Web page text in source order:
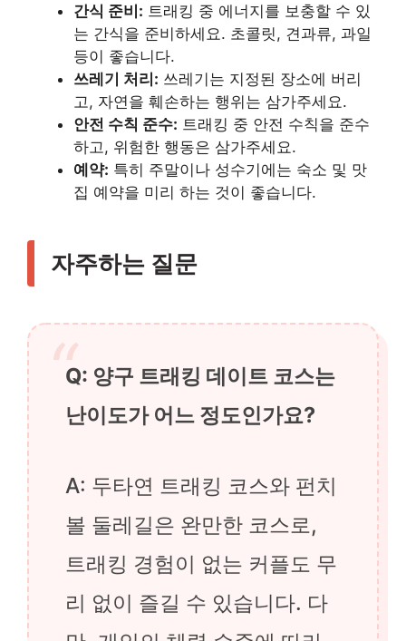
간식 준비: 트래킹 중 에너지를 보충할 수 있
는 간식을 준비하세요. 초콜릿, 견과류, 과일
등이 좋습니다.
쓰레기 처리: 쓰레기는 지정된 장소에 버리
고, 자연을 훼손하는 행위는 삼가주세요.
안전 수칙 준수: 트래킹 중 안전 수칙을 준수
하고, 위험한 행동은 삼가주세요.
예약: 특히 주말이나 성수기에는 숙소 및 맛
집 예약을 미리 하는 것이 좋습니다.
자주하는 질문
Q: 양구 트래킹 데이트 코스는
난이도가 어느 정도인가요?
A: 두타연 트래킹 코스와 펀치
볼 둘레길은 완만한 코스로,
트래킹 경험이 없는 커플도 무
리 없이 즐길 수 있습니다. 다